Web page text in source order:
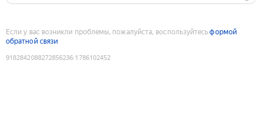
Если у вас возникли проблемы, пожалуйста, воспользуйтесьформой
обратной связи
9182842088272856236:1786102452